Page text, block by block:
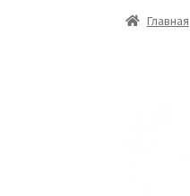
ГлавнаяГлавная